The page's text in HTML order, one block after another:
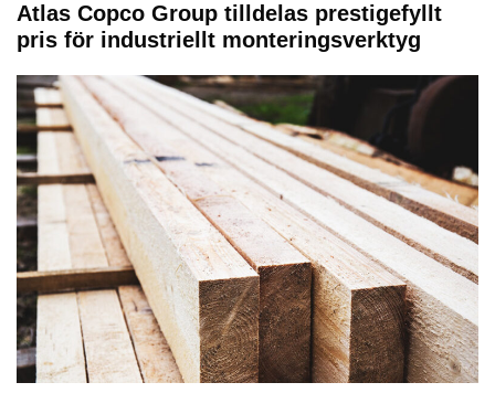
Atlas Copco Group tilldelas prestigefyllt
pris för industriellt monteringsverktyg